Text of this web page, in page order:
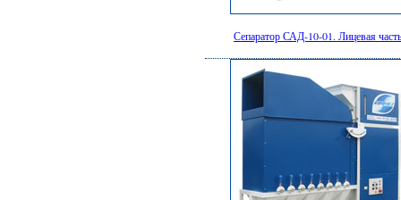
Сепаратор САД-10-01. Лицевая